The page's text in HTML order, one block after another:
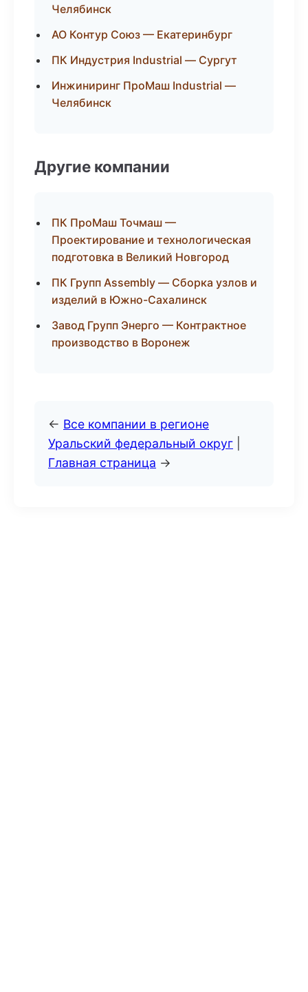
Челябинск
АО Контур Союз — Екатеринбург
ПК Индустрия Industrial — Сургут
Инжиниринг ПроМаш Industrial —
Челябинск
Другие компании
ПК ПроМаш Точмаш —
Проектирование и технологическая
подготовка в Великий Новгород
ПК Групп Assembly — Сборка узлов и
изделий в Южно-Сахалинск
Завод Групп Энерго — Контрактное
производство в Воронеж
← Все компании в регионе
Уральский федеральный округ
Главная страница →